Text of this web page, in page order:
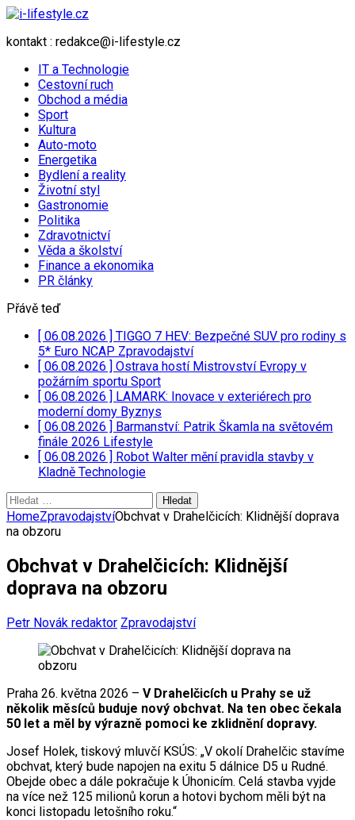
kontakt : redakce@i-lifestyle.cz
IT a Technologie
Cestovní ruch
Obchod a média
Sport
Kultura
Auto-moto
Energetika
Bydlení a reality
Životní styl
Gastronomie
Politika
Zdravotnictví
Věda a školství
Finance a ekonomika
PR články
Přávě teď
[ 06.08.2026 ] TIGGO 7 HEV: Bezpečné SUV pro rodiny s
5* Euro NCAP Zpravodajství
[ 06.08.2026 ] Ostrava hostí Mistrovství Evropy v
požárním sportu Sport
[ 06.08.2026 ] LAMARK: Inovace v exteriérech pro
moderní domy Byznys
[ 06.08.2026 ] Barmanství: Patrik Škamla na světovém
finále 2026 Lifestyle
[ 06.08.2026 ] Robot Walter mění pravidla stavby v
Kladně Technologie
Vyhledávání
HomeZpravodajstvíObchvat v Drahelčicích: Klidnější doprava
na obzoru
Obchvat v Drahelčicích: Klidnější
doprava na obzoru
Petr Novák redaktor Zpravodajství
Praha 26. května 2026 – V Drahelčicích u Prahy se už
několik měsíců buduje nový obchvat. Na ten obec čekala
50 let a měl by výrazně pomoci ke zklidnění dopravy.
Josef Holek, tiskový mluvčí KSÚS: „V okolí Drahelčic stavíme
obchvat, který bude napojen na exitu 5 dálnice D5 u Rudné.
Obejde obec a dále pokračuje k Úhonicím. Celá stavba vyjde
na více než 125 milionů korun a hotovi bychom měli být na
konci listopadu letošního roku.“